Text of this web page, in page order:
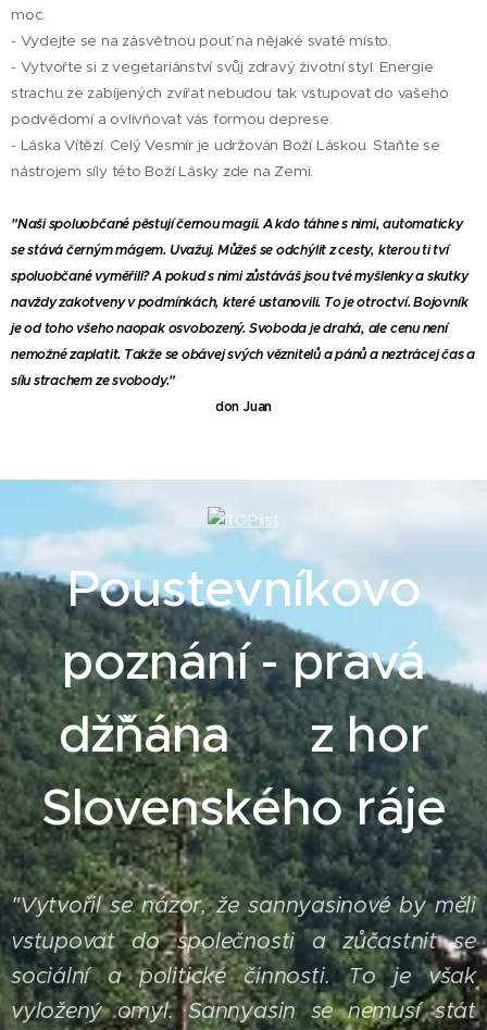
moc.
- Vydejte se na zásvětnou pouť na nějaké svaté místo.
- Vytvořte si z vegetariánství svůj zdravý životní styl. Energie
strachu ze zabíjených zvířat nebudou tak vstupovat do vašeho
podvědomí a ovlivňovat vás formou deprese.
- Láska Vítězí. Celý Vesmír je udržován Boží Láskou. Staňte se
nástrojem síly této Boží Lásky zde na Zemi.
"Naši spoluobčané pěstují černou magii. A kdo táhne s nimi, automaticky
se stává černým mágem. Uvažuj. Můžeš se odchýlit z cesty, kterou ti tví
spoluobčané vyměřili? A pokud s nimi zůstáváš jsou tvé myšlenky a skutky
navždy zakotveny v podmínkách, které ustanovili. To je otroctví. Bojovník
je od toho všeho naopak osvobozený. Svoboda je drahá, ale cenu není
nemožné zaplatit. Takže se obávej svých věznitelů a pánů a neztrácej čas a
sílu strachem ze svobody."
don Juan
Poustevníkovo
poznání - pravá
džˇňána z hor
Slovenského ráje
"Vytvořil se názor, že sannyasinové by měli
vstupovat do společnosti a zůčastnit se
sociální a politické činnosti. To je však
vyložený omyl. Sannyasin se nemusí stát